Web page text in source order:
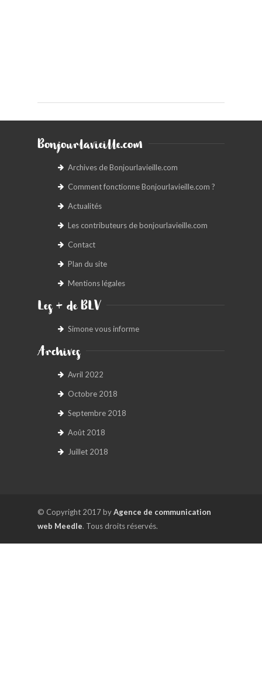
Bonjourlavieille.com
Archives de Bonjourlavieille.com
Comment fonctionne Bonjourlavieille.com ?
Actualités
Les contributeurs de bonjourlavieille.com
Contact
Plan du site
Mentions légales
Les + de BLV
Simone vous informe
Archives
Avril 2022
Octobre 2018
Septembre 2018
Août 2018
Juillet 2018
© Copyright 2017 byAgence de communication
web Meedle. Tous droits réservés.